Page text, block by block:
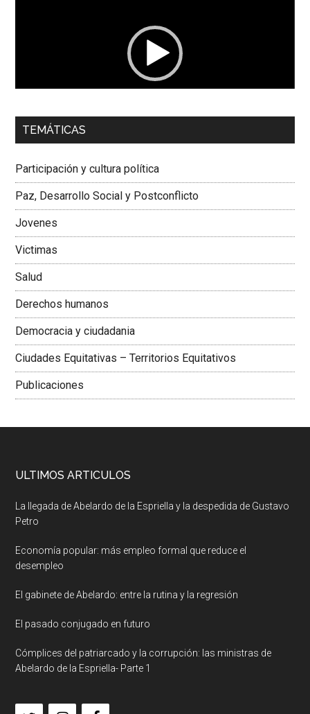
00:00 01:04
Dra. Carolina Corcho Mejía,Presidenta Corporación
Colombiana
TEMÁTICAS
Participación y cultura política
Paz, Desarrollo Social y Postconflicto
Jovenes
Victimas
Salud
Derechos humanos
Democracia y ciudadania
Ciudades Equitativas – Territorios Equitativos
Publicaciones
ULTIMOS ARTICULOS
La llegada de Abelardo de la Espriella y la despedida de Gustavo
Petro
Economía popular: más empleo formal que reduce el
desempleo
El gabinete de Abelardo: entre la rutina y la regresión
El pasado conjugado en futuro
Cómplices del patriarcado y la corrupción: las ministras de
Abelardo de la Espriella- Parte 1